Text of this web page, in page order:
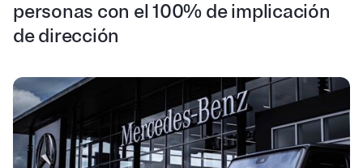
personas con el 100% de implicación
de dirección